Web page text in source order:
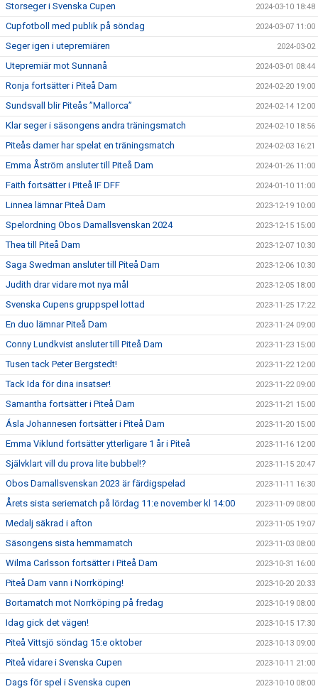
Storseger i Svenska Cupen 2024-03-10 18:48
Cupfotboll med publik på söndag 2024-03-07 11:00
Seger igen i utepremiären 2024-03-02
Utepremiär mot Sunnanå 2024-03-01 08:44
Ronja fortsätter i Piteå Dam 2024-02-20 19:00
Sundsvall blir Piteås ”Mallorca” 2024-02-14 12:00
Klar seger i säsongens andra träningsmatch 2024-02-10 18:56
Piteås damer har spelat en träningsmatch 2024-02-03 16:21
Emma Åström ansluter till Piteå Dam 2024-01-26 11:00
Faith fortsätter i Piteå IF DFF 2024-01-10 11:00
Linnea lämnar Piteå Dam 2023-12-19 10:00
Spelordning Obos Damallsvenskan 2024 2023-12-15 15:00
Thea till Piteå Dam 2023-12-07 10:30
Saga Swedman ansluter till Piteå Dam 2023-12-06 10:30
Judith drar vidare mot nya mål 2023-12-05 18:00
Svenska Cupens gruppspel lottad 2023-11-25 17:22
En duo lämnar Piteå Dam 2023-11-24 09:00
Conny Lundkvist ansluter till Piteå Dam 2023-11-23 15:00
Tusen tack Peter Bergstedt! 2023-11-22 12:00
Tack Ida för dina insatser! 2023-11-22 09:00
Samantha fortsätter i Piteå Dam 2023-11-21 15:00
Ásla Johannesen fortsätter i Piteå Dam 2023-11-20 15:00
Emma Viklund fortsätter ytterligare 1 år i Piteå 2023-11-16 12:00
Självklart vill du prova lite bubbel!? 2023-11-15 20:47
Obos Damallsvenskan 2023 är färdigspelad 2023-11-11 16:30
Årets sista seriematch på lördag 11:e november kl 14:00 2023-11-09 08:00
Medalj säkrad i afton 2023-11-05 19:07
Säsongens sista hemmamatch 2023-11-03 08:00
Wilma Carlsson fortsätter i Piteå Dam 2023-10-31 16:00
Piteå Dam vann i Norrköping! 2023-10-20 20:33
Bortamatch mot Norrköping på fredag 2023-10-19 08:00
Idag gick det vägen! 2023-10-15 17:30
Piteå Vittsjö söndag 15:e oktober 2023-10-13 09:00
Piteå vidare i Svenska Cupen 2023-10-11 21:00
Dags för spel i Svenska cupen 2023-10-10 08:00